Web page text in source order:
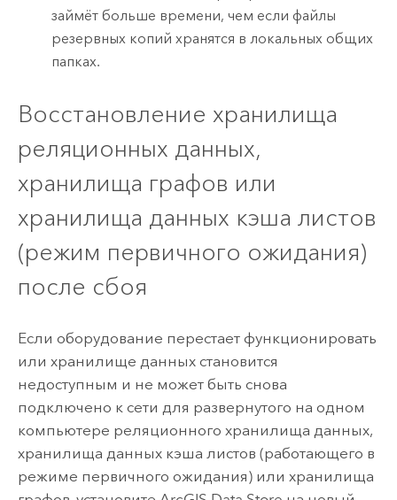
займёт больше времени, чем если файлы
резервных копий хранятся в локальных общих
папках.
Восстановление хранилища
реляционных данных,
хранилища графов или
хранилища данных кэша листов
(режим первичного ожидания)
после сбоя
Если оборудование перестает функционировать
или хранилище данных становится
недоступным и не может быть снова
подключено к сети для развернутого на одном
компьютере реляционного хранилища данных,
хранилища данных кэша листов (работающего в
режиме первичного ожидания) или хранилища